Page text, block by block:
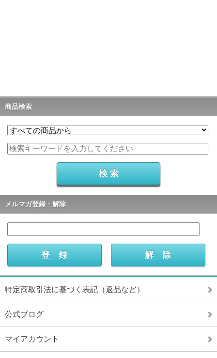
商品検索
メルマガ登録・解除
特定商取引法に基づく表記（返品など）
公式ブログ
マイアカウント